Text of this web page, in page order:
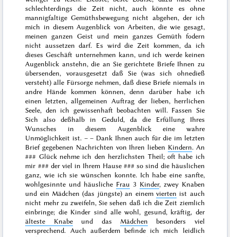
schlechterdings die Zeit nicht, auch könnte es ohne
mannigfaltige Gemüthsbewegung nicht abgehen, der ich
mich in diesem Augenblick von Arbeiten, die wie gesagt,
meinen ganzen Geist und mein ganzes Gemüth fodern
nicht aussetzen darf. Es wird die Zeit kommen, da ich
dieses Geschäft unternehmen kann, und ich werde keinen
Augenblick anstehn, die an Sie gerichtete Briefe Ihnen zu
übersenden, vorausgesetzt daß Sie (was sich ohnedieß
versteht) alle Fürsorge nehmen, daß diese Briefe niemals in
andre Hände kommen können, denn darüber habe ich
einen letzten, allgemeinen Auftrag der lieben, herrlichen
Seele, den ich gewissenhaft beobachten will. Fassen Sie
Sich also deßhalb in Geduld, da die Erfüllung Ihres
Wunsches in diesem Augenblick eine wahre
Unmöglichkeit ist. – – Dank Ihnen auch für die im letzten
Brief gegebenen Nachrichten von Ihren lieben Kindern. An
### Glück nehme ich den herzlichsten Theil; oft habe ich
mir ###der viel in Ihrem Hause ### so sind die häuslichen
ganz, wie ich sie wünschen konnte. Ich habe eine sanfte,
wohlgesinnte und häusliche Frau 3 Kinder, zwey Knaben
und ein Mädchen (das jüngste) an einem vierten ist auch
nicht mehr zu zweifeln, Sie sehen daß ich die Zeit ziemlich
einbringe; die Kinder sind alle wohl, gesund, kräftig, der
älteste Knabeund das Mädchen besonders viel
versprechend. Auch außerdem befinde ich mich leidlich